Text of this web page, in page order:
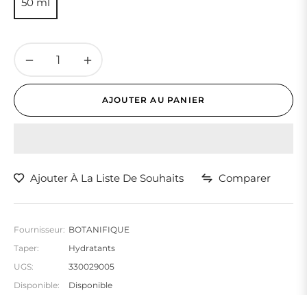
− +
AJOUTER AU PANIER
Ajouter À La Liste De Souhaits Comparer
Fournisseur: BOTANIFIQUE
Taper:
Hydratants
UGS:
330029005
Disponible:
Disponible